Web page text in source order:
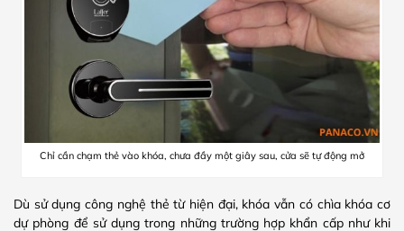
Chỉ cần chạm thẻ vào khóa, chưa đầy một giây sau, cửa sẽ tự động mở
Dù sử dụng công nghệ thẻ từ hiện đại, khóa vẫn có chìa khóa cơ
dự phòng để sử dụng trong những trường hợp khẩn cấp như khi